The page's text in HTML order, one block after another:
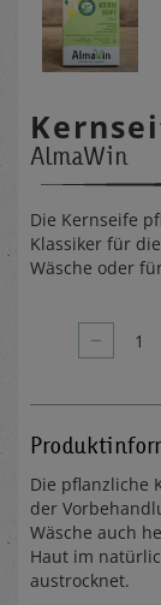
AlmaWin
Die Kernseife
Klassiker für
Wäsche oder
– 1
Die pflanzliche
der
Wäsche auch
Haut im
austrocknet.